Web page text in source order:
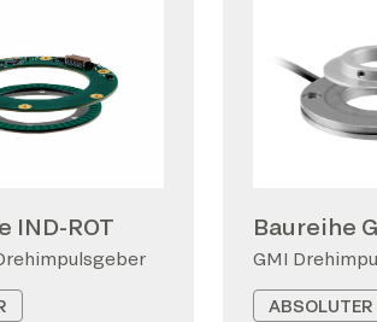
IND-ROT Baureihe
GMI
ABSOLUTER